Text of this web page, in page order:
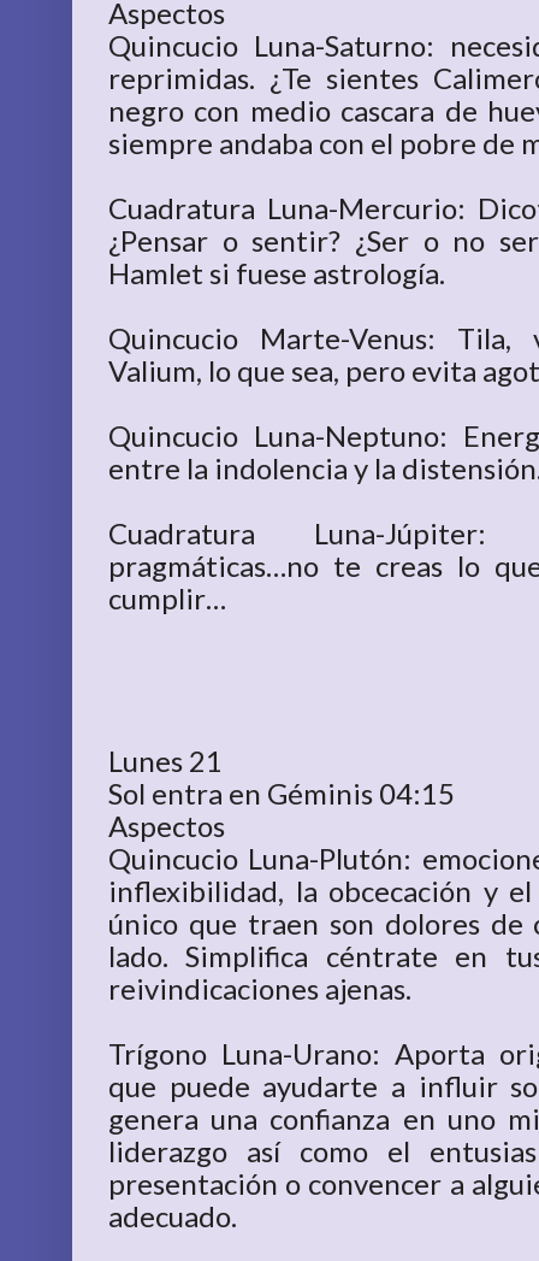
Aspectos
Quincucio Luna-Saturno:
reprimidas. ¿Te sientes
negro con medio cascara de
siempre andaba con el pobre de
Cuadratura Luna-Mercurio:
¿Pensar o sentir? ¿Ser o no
Hamlet si fuese astrología.
Quincucio Marte-Venus:
Valium, lo que sea, pero evita
Quincucio Luna-Neptuno:
entre la indolencia y la
Cuadratura Luna-Júpiter:
pragmáticas…no te creas lo
cumplir…
Lunes 21
Sol entra en Géminis 04:15
Aspectos
Quincucio Luna-Plutón:
inflexibilidad, la obcecación y
único que traen son dolores de
lado. Simplifica céntrate en
reivindicaciones ajenas.
Trígono Luna-Urano: Aporta
que puede ayudarte a influir
genera una confianza en uno
liderazgo así como el
presentación o convencer a
adecuado.